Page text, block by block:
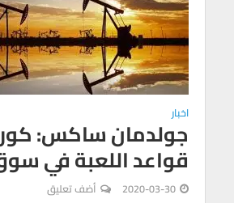
اخبار
جولدمان ساكس:
قواعد اللعبة في
2020-03-30 أضف تعليق